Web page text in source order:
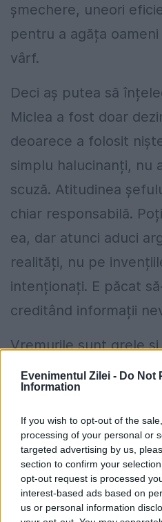
Evenimentul Zilei - Do Not
Information
If you wish to opt-out of the
processing of your personal or
targeted advertising by us,
section to confirm your
opt-out request is processed
interest-based ads based on
us or personal information
șmechere, uneori
pentru a agăța
vârf.
Deci aș putea să
Miclea a fost doar
deoarece a folosit
simplu halucinanți, nu
scuză. Atitudinea
chiar responsabilă.
ea, dar atunci aduci
realități, nu pe
intenționați. E păcat
creditând informații
Vremurile sunt grele
regăsim normalitatea.
fac parte din ea și
cu niste scuze
normale într-o
revendică ca fiind
Guvernul a